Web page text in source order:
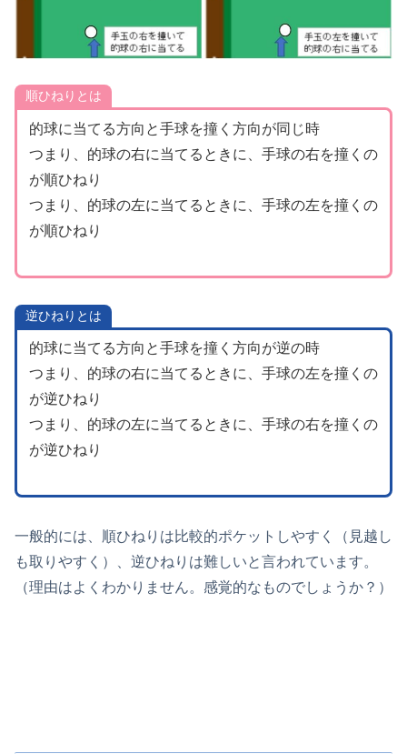
順ひねりとは
的球に当てる方向と手球を撞く方向が同じ時
つまり、的球の右に当てるときに、手球の右を撞くの
が順ひねり
つまり、的球の左に当てるときに、手球の左を撞くの
が順ひねり
逆ひねりとは
的球に当てる方向と手球を撞く方向が逆の時
つまり、的球の右に当てるときに、手球の左を撞くの
が逆ひねり
つまり、的球の左に当てるときに、手球の右を撞くの
が逆ひねり
一般的には、順ひねりは比較的ポケットしやすく（見越し
も取りやすく）、逆ひねりは難しいと言われています。
（理由はよくわかりません。感覚的なものでしょうか？）